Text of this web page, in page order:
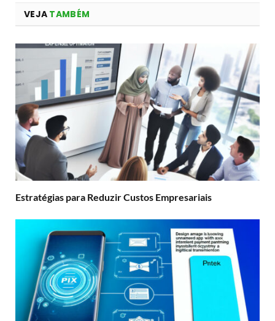
VEJA TAMBÉM
Estratégias para Reduzir Custos Empresariais